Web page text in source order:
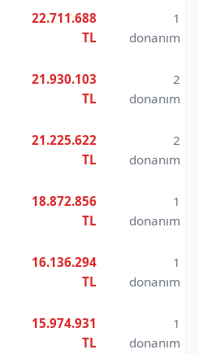
22.711.688
TL
1
donanım
21.930.103
TL
2
donanım
21.225.622
TL
2
donanım
18.872.856
TL
1
donanım
16.136.294
TL
1
donanım
15.974.931
TL
1
donanım